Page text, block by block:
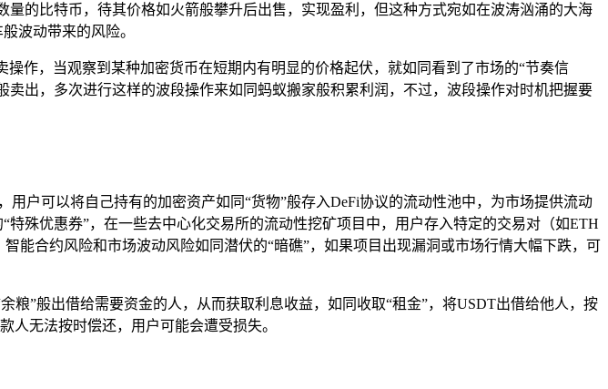
的比特币，待其价格如火箭般攀升后出售，实现盈利，但这种方式宛如在波涛汹涌的大海
波动带来的风险。
作，当观察到某种加密货币在短期内有明显的价格起伏，就如同看到了市场的“节奏信
出，多次进行这样的波段操作来如同蚂蚁搬家般积累利润，不过，波段操作对时机把握要
户可以将自己持有的加密资产如同“货物”般存入DeFi协议的流动性池中，为市场提供流动
殊优惠券”，在一些去中心化交易所的流动性挖矿项目中，用户存入特定的交易对（如ETH
能合约风险和市场波动风险如同潜伏的“暗礁”，如果项目出现漏洞或市场行情大幅下跌，可
粮”般出借给需要资金的人，从而获取利息收益，如同收取“租金”，将USDT出借给他人，按
人无法按时偿还，用户可能会遭受损失。